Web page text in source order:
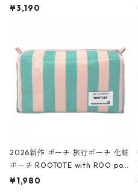
ファスナーポーチ 撥水加工 トラベ
ーガンディー、オフホワイト
¥3,190
2026新作 ポーチ 旅行ポーチ 化粧
ポーチ ROOTOTE with ROO pou
ch 3532 ルートート WR.ポーチ.ラ
¥1,980